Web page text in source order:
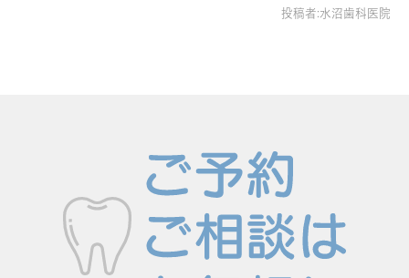
投稿者:水沼歯科医院